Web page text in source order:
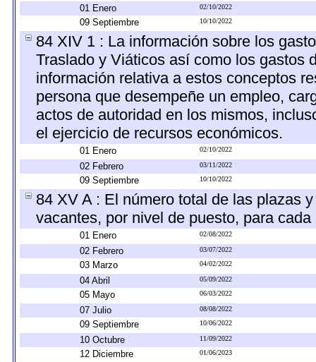
01 Enero 02/10/2022
09 Septiembre 10/10/2022
84 XIV 1 : La información sobre los
Traslado y Viáticos así como los gastos
información relativa a estos conceptos
persona que desempeñe un empleo,
actos de autoridad en los mismos,
el ejercicio de recursos económicos.
01 Enero 02/10/2022
02 Febrero 03/11/2022
09 Septiembre 10/10/2022
84 XV A : El número total de las plazas
vacantes, por nivel de puesto, para
01 Enero 02/08/2022
02 Febrero 03/07/2022
03 Marzo 04/02/2022
04 Abril 05/09/2022
05 Mayo 06/03/2022
07 Julio 08/08/2022
09 Septiembre 10/06/2022
10 Octubre 11/09/2022
12 Diciembre 01/06/2023